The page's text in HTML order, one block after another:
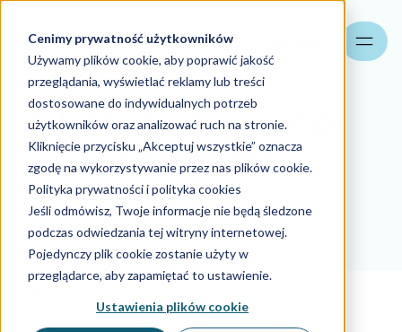
Cenimy prywatność użytkowników
Używamy plików cookie, aby poprawić jakość
przeglądania, wyświetlać reklamy lub treści
dostosowane do indywidualnych potrzeb
użytkowników oraz analizować ruch na stronie.
Kliknięcie przycisku „Akceptuj wszystkie” oznacza
zgodę na wykorzystywanie przez nas plików cookie.
Polityka prywatności i polityka cookies
Jeśli odmówisz, Twoje informacje nie będą śledzone
podczas odwiedzania tej witryny internetowej.
Pojedynczy plik cookie zostanie użyty w
przeglądarce, aby zapamiętać to ustawienie.
Ustawienia plików cookie
5 zalet outsourcingu
księgowości
30.03.2015
venti2 30.03.2015